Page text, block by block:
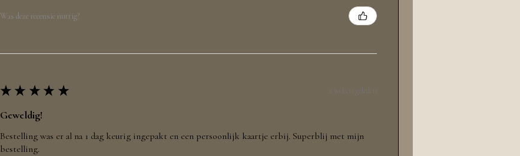
Was deze recensie nuttig?
★ ★ ★ ★ ★ 2 weken geleden
Geweldig!
Bestelling was er al na 1 dag keurig ingepakt en een persoonlijk kaartje erbij. Superblij met mijn
bestelling.